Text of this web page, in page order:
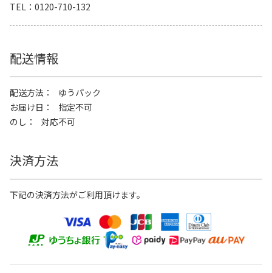
TEL
0120-710-132
配送情報
配送方法
ゆうパック
お届け日
指定不可
のし
対応不可
決済方法
下記の決済方法がご利用頂けます。